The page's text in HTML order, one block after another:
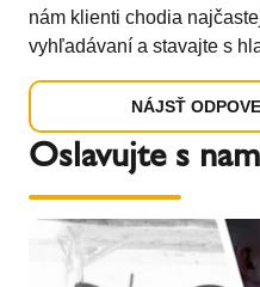
nám klienti chodia
vyhľadávaní a stavajte s
NÁJSŤ
Oslavujte s